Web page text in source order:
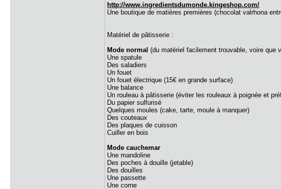
http://www.ingredientsdumonde.kingeshop.com/
Une boutique de matières premières (chocolat valrhona
Matériel de pâtisserie :
Mode normal (du matériel facilement trouvable, voire que
Une spatule
Des saladiers
Un fouet
Un fouet électrique (15€ en grande surface)
Une balance
Un rouleau à pâtisserie (éviter les rouleaux à poignée et
Du papier sulfurisé
Quelques moules (cake, tarte, moule à manquer)
Des couteaux
Des plaques de cuisson
Cuiller en bois
Mode cauchemar
Une mandoline
Des poches à douille (jetable)
Des douilles
Une passette
Une corne